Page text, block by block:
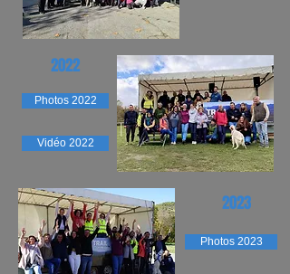
2022
Photos 2022
Vidéo 2022
2023
Photos 2023